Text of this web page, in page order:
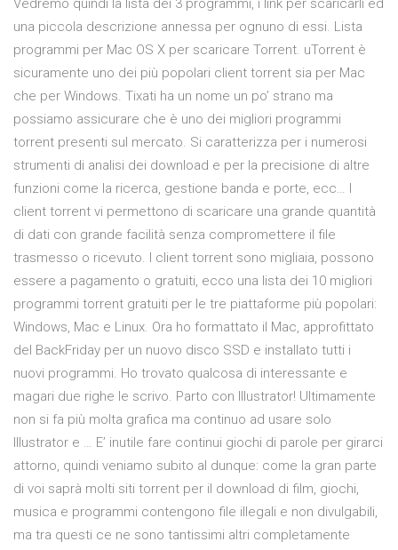
Vedremo quindi la lista dei 3 programmi, i link per scaricarli ed
una piccola descrizione annessa per ognuno di essi. Lista
programmi per Mac OS X per scaricare Torrent. uTorrent è
sicuramente uno dei più popolari client torrent sia per Mac
che per Windows. Tixati ha un nome un po’ strano ma
possiamo assicurare che è uno dei migliori programmi
torrent presenti sul mercato. Si caratterizza per i numerosi
strumenti di analisi dei download e per la precisione di altre
funzioni come la ricerca, gestione banda e porte, ecc… I
client torrent vi permettono di scaricare una grande quantità
di dati con grande facilità senza compromettere il file
trasmesso o ricevuto. I client torrent sono migliaia, possono
essere a pagamento o gratuiti, ecco una lista dei 10 migliori
programmi torrent gratuiti per le tre piattaforme più popolari:
Windows, Mac e Linux. Ora ho formattato il Mac, approfittato
del BackFriday per un nuovo disco SSD e installato tutti i
nuovi programmi. Ho trovato qualcosa di interessante e
magari due righe le scrivo. Parto con Illustrator! Ultimamente
non si fa più molta grafica ma continuo ad usare solo
Illustrator e … E’ inutile fare continui giochi di parole per girarci
attorno, quindi veniamo subito al dunque: come la gran parte
di voi saprà molti siti torrent per il download di film, giochi,
musica e programmi contengono file illegali e non divulgabili,
ma tra questi ce ne sono tantissimi altri completamente